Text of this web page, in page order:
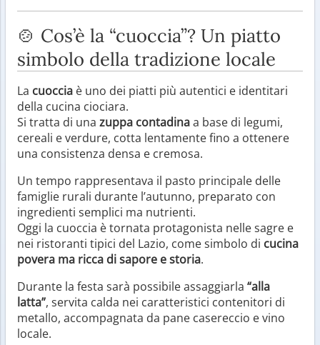
🍲 Cos’è la “cuoccia”? Un piatto
simbolo della tradizione locale
La cuoccia è uno dei piatti più autentici e identitari
della cucina ciociara.
Si tratta di una zuppa contadinaa base di legumi,
cereali e verdure, cotta lentamente fino a ottenere
una consistenza densa e cremosa.
Un tempo rappresentava il pasto principale delle
famiglie rurali durante l’autunno, preparato con
ingredienti semplici ma nutrienti.
Oggi la cuoccia è tornata protagonista nelle sagre e
nei ristoranti tipici del Lazio, come simbolo di cucina
povera ma ricca di sapore e storia.
Durante la festa sarà possibile assaggiarla “alla
latta”, servita calda nei caratteristici contenitori di
metallo, accompagnata da pane casereccio e vino
locale.